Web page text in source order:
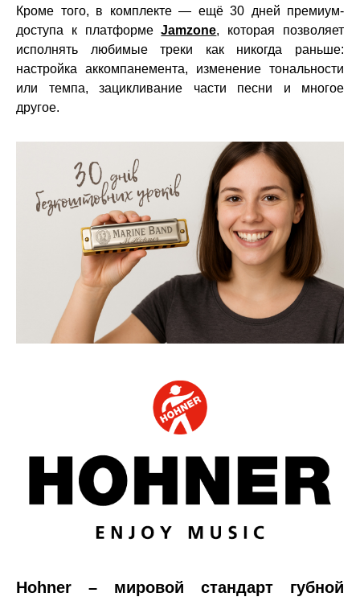
Кроме того, в комплекте — ещё 30 дней премиум-
доступа к платформеJamzone, которая позволяет
исполнять любимые треки как никогда раньше:
настройка аккомпанемента, изменение тональности
или темпа, зацикливание части песни и многое
другое.
Hohner – мировой стандарт губной